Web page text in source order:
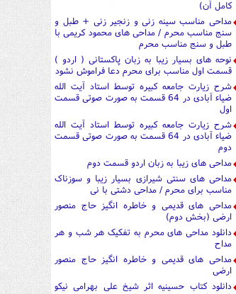
کامل آن)
مداحی مناسب سینه زنی و زنجیر زنی + طبل و
سنج مناسب محرم / مداحی های محمود کریمی با
طبل و سنج مناسب محرم
نوحه های بسیار زیبا به زبان پاکستانی ( اردو )
قسمت اول مناسب برای محرم دعا فراموش نشود
شرح زیارت جامعه کبیره توسط استاد آیت الله
ضیاء آبادی در 64 قسمت به صورت صوتی قسمت
اول
شرح زیارت جامعه کبیره توسط استاد آیت الله
ضیاء آبادی در 64 قسمت به صورت صوتی قسمت
دوم
مداحی های زیبا به زبان اردو قسمت دوم
مداحی های سنتی شیرازی بسیار زیبا و سوزناک
مناسب برای محرم / مداحی دشتی با نی
مداحی های قدیمی و خاطره انگیز حاج منصور
ارضی (بخش دوم)
دانلود مداحی های محرم به تفکیک هر شب و هر
مداح
مداحی های قدیمی و خاطره انگیز حاج منصور
ارضی
دانلود کتاب حسینیه اثر شیخ علی بهرامی نیکو